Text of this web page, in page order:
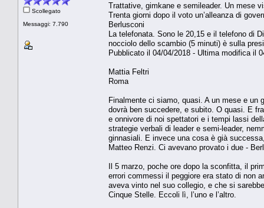
Scollegato
Messaggi: 7.790
Trattative, gimkane e semileader. Un mese
Trenta giorni dopo il voto un’alleanza di
Berlusconi
La telefonata. Sono le 20,15 e il telefono di
nocciolo dello scambio (5 minuti) è sulla
Pubblicato il 04/04/2018 - Ultima modifica il
Mattia Feltri
Roma
Finalmente ci siamo, quasi. A un mese e un
dovrà ben succedere, e subito. O quasi. E
e onnivore di noi spettatori e i tempi lassi
strategie verbali di leader e semi-leader,
ginnasiali. E invece una cosa è già
Matteo Renzi. Ci avevano provato i due -
Il 5 marzo, poche ore dopo la sconfitta, il
errori commessi il peggiore era stato di non
aveva vinto nel suo collegio, e che si
Cinque Stelle. Eccoli lì, l’uno e l’altro.